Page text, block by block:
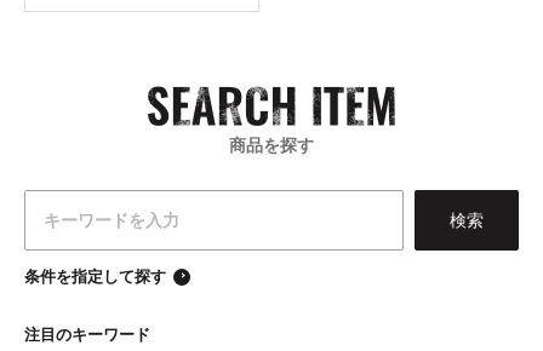
商品を探す
条件を指定して探す
注目のキーワード